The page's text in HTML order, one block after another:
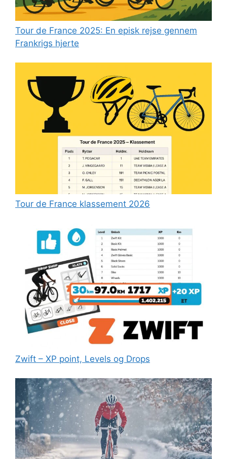
Tour de France 2025: En episk rejse gennem
Frankrigs hjerte
Tour de France klassement 2026
Zwift – XP point, Levels og Drops